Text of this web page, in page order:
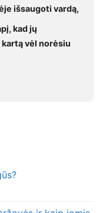
išsaugoti vardą,
kad jų
vėl norėsiu